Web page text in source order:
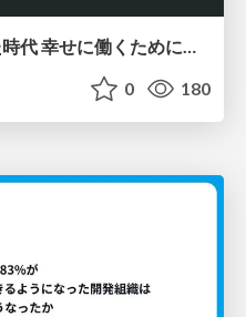
0 180